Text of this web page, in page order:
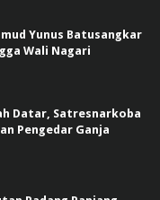
Yunus Batusangkar
Wali Nagari
Datar, Satresnarkoba
Pengedar Ganja